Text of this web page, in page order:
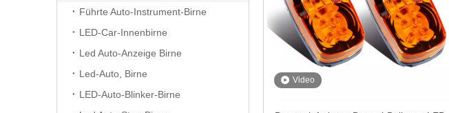
Führte Auto-Instrument-Birne
LED-Car-Innenbirne
Led Auto-Anzeige Birne
Led-Auto, Birne
LED-Auto-Blinker-Birne
Video